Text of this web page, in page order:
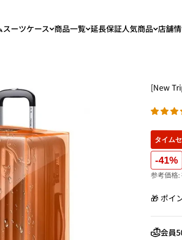
スーツケース 商品一覧 延長保証人気商品 店舗
[New
タイム
-41%
参考価格:
🎁 ポイ
会員